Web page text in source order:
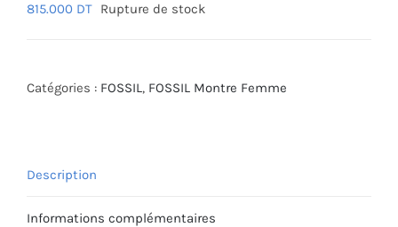
815.000 DT Rupture de stock
Catégories : FOSSIL, FOSSIL Montre Femme
Description
Informations complémentaires